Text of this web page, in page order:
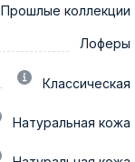
Прошлые коллекции
Лоферы
Классическая
Натуральная кожа